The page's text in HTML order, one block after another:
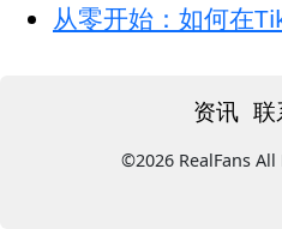
从零开始：如何在
资讯 联
©2026 RealFans All